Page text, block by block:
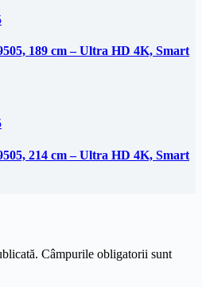
189 cm – Ultra HD 4K, Smart
214 cm – Ultra HD 4K, Smart
Câmpurile obligatorii sunt